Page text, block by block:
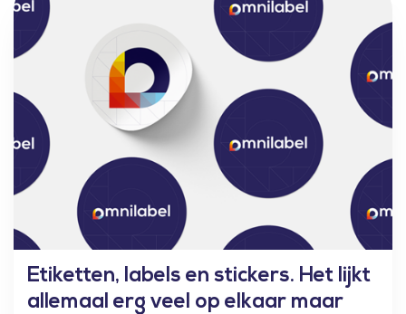
Etiketten, labels en stickers. Het lijkt
allemaal erg veel op elkaar maar